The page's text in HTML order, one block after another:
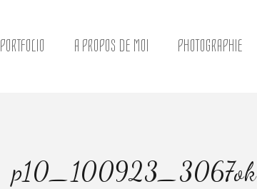
PORTFOLIO A PROPOS DE MOI PHOTOGRAPHIE
p10_100923_3067ok